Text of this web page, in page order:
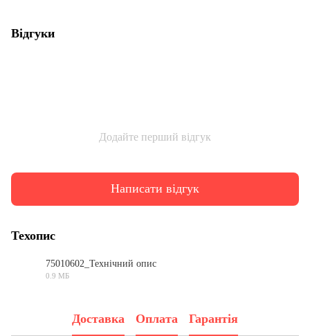
Відгуки
Додайте перший відгук
Написати відгук
Техопис
75010602_Технічний опис
0.9 МБ
Доставка Оплата Гарантія